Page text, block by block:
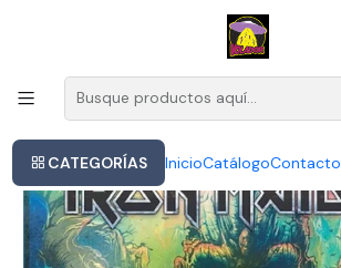
CATEGORÍAS InicioCatálogoContacto
Este es el texto del slide